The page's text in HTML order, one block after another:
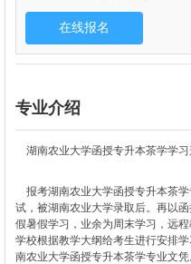
专业介绍
湖南农业大学函授专升本茶学学
报考湖南农业大学函授专升本茶学
试，被湖南农业大学录取后。再以
假暑假学习，业余为周末学习，远
学校根据教学大纲给考生进行安排
南农业大学函授专升本茶学专业文凭